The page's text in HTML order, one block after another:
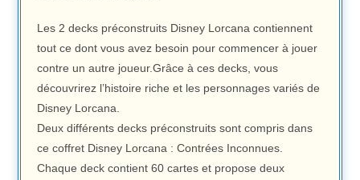
Les 2 decks préconstruits Disney Lorcana contiennent
tout ce dont vous avez besoin pour commencer à jouer
contre un autre joueur.Grâce à ces decks, vous
découvrirez l’histoire riche et les personnages variés de
Disney Lorcana.
Deux différents decks préconstruits sont compris dans
ce coffret Disney Lorcana : Contrées Inconnues.
Chaque deck contient 60 cartes et propose deux